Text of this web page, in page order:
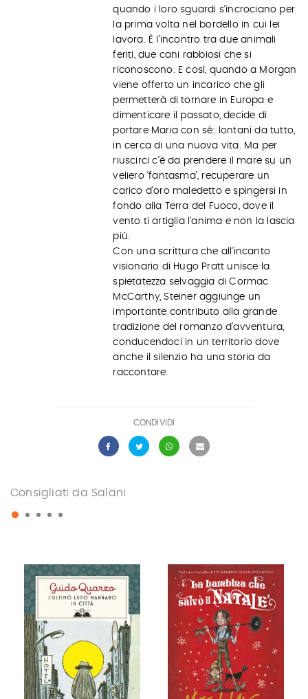
quando i loro sguardi s’incrociano per
la prima volta nel bordello in cui lei
lavora. È l’incontro tra due animali
feriti, due cani rabbiosi che si
riconoscono. E così, quando a Morgan
viene offerto un incarico che gli
permetterà di tornare in Europa e
dimenticare il passato, decide di
portare Maria con sé: lontani da tutto,
in cerca di una nuova vita. Ma per
riuscirci c’è da prendere il mare su un
veliero ‘fantasma’, recuperare un
carico d’oro maledetto e spingersi in
fondo alla Terra del Fuoco, dove il
vento ti artiglia l’anima e non la lascia
più.
Con una scrittura che all’incanto
visionario di Hugo Pratt unisce la
spietatezza selvaggia di Cormac
McCarthy, Steiner aggiunge un
importante contributo alla grande
tradizione del romanzo d’avventura,
conducendoci in un territorio dove
anche il silenzio ha una storia da
raccontare.
CONDIVIDI
Consigliati da Salani